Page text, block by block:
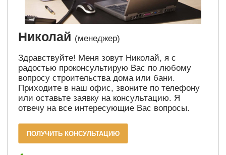
Николай (менеджер)
Здравствуйте! Меня зовут Николай, я с
радостью проконсультирую Вас по любому
вопросу строительства дома или бани.
Приходите в наш офис, звоните по телефону
или оставьте заявку на консультацию. Я
отвечу на все интересующие Вас вопросы.
ПОЛУЧИТЬ КОНСУЛЬТАЦИЮ